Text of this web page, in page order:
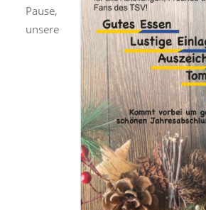
Pause,
unsere